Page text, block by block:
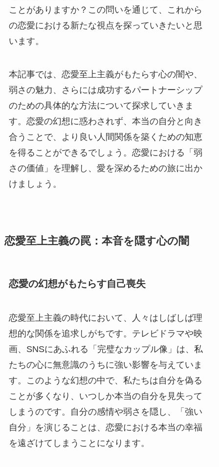
ことがありますか？この問いを通じて、これから
の恋愛における新たな視点を探っていきたいと思
います。
本記事では、恋愛至上主義がもたらす心の闇や、
弱さの魅力、さらには成功するパートナーシップ
のための具体的な方法について探求していきま
す。恋愛の幻想に惑わされず、本当の自分と向き
合うことで、より良い人間関係を築くための知恵
を得ることができるでしょう。恋愛における「弱
さの価値」を理解し、愛を深めるための旅に出か
けましょう。
恋愛至上主義の罠：本音を隠す心の闇
恋愛の幻想がもたらす自己喪失
恋愛至上主義の時代において、人々はしばしば理
想的な関係を追求しがちです。テレビドラマや映
画、SNSにあふれる「完璧なカップル像」は、私
たちの心に無意識のうちに強い影響を与えていま
す。このような幻想の中で、私たちは自分を偽る
ことが多くなり、いつしか本当の自分を見失って
しまうのです。自分の感情や弱さを隠し、「強い
自分」を演じることは、恋愛における本当の幸福
を遠ざけてしまうことになります。